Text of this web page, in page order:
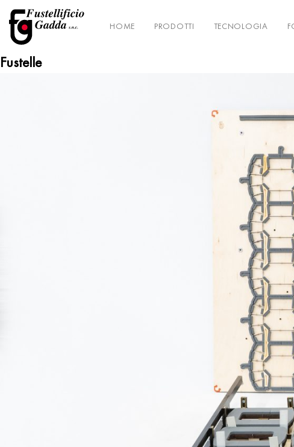
HOME PRODOTTI TECNOLOGIA
Fustelle